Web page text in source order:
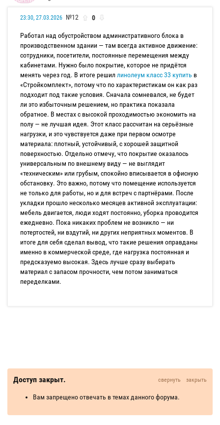
23:30, 27.03.2026 №12 0
Работал над обустройством административного блока в
производственном здании — там всегда активное движение:
сотрудники, посетители, постоянные перемещения между
кабинетами. Нужно было покрытие, которое не придётся
менять через год. В итоге решиллинолеум класс 33 купить в
«Стройкомплект», потому что по характеристикам он как раз
подходит под такие условия. Сначала сомневался, не будет
ли это избыточным решением, но практика показала
обратное. В местах с высокой проходимостью экономить на
полу — не лучшая идея. Этот класс рассчитан на серьёзные
нагрузки, и это чувствуется даже при первом осмотре
материала: плотный, устойчивый, с хорошей защитной
поверхностью. Отдельно отмечу, что покрытие оказалось
универсальным по внешнему виду — не выглядит
«техническим» или грубым, спокойно вписывается в офисную
обстановку. Это важно, потому что помещение используется
не только для работы, но и для встреч с партнёрами. После
укладки прошло несколько месяцев активной эксплуатации:
мебель двигается, люди ходят постоянно, уборка проводится
ежедневно. Пока никаких проблем не возникло — ни
потертостей, ни вздутий, ни других неприятных моментов. В
итоге для себя сделал вывод, что такие решения оправданы
именно в коммерческой среде, где нагрузка постоянная и
предсказуемо высокая. Здесь лучше сразу выбирать
материал с запасом прочности, чем потом заниматься
переделками.
Доступ закрыт. свернуть закрыть
Вам запрещено отвечать в темах данного форума.